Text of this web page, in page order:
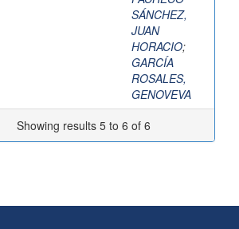
SÁNCHEZ,
JUAN
HORACIO;
GARCÍA
ROSALES,
GENOVEVA
Showing results 5 to 6 of 6